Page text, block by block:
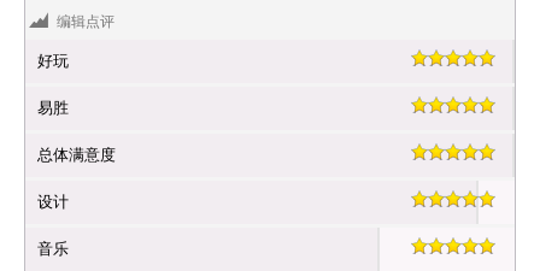
编辑点评
好玩
易胜
总体满意度
设计
音乐